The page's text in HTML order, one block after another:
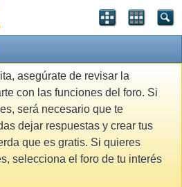
asegúrate de revisar la
con las funciones del foro. Si
será necesario que te
dejar respuestas y crear tus
que es gratis. Si quieres
selecciona el foro de tu interés